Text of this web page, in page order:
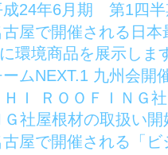
成24年6月期 第1四半
古屋で開催される日
環境商品を展示しま
ームNEXT.1 九州会開
ＨＩ ＲＯＯＦＩＮＧ
社屋根材の取扱い
古屋で開催される「